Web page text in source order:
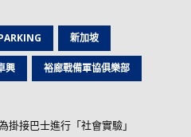
新加坡
興 裕廊戰備軍協俱樂部
掛接巴士進行「社會實驗」